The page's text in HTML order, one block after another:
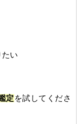
たい
定 を試してくださ